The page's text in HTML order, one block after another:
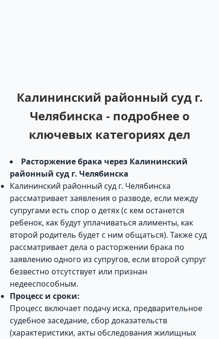
Калининский районный суд г.
Челябинска - подробнее о
ключевых категориях дел
Расторжение брака через Калининский
районный суд г. Челябинска
Калининский районный суд г. Челябинска
рассматривает заявления о разводе, если между
супругами есть спор о детях (с кем останется
ребенок, как будут уплачиваться алименты, как
второй родитель будет с ним общаться). Также суд
рассматривает дела о расторжении брака по
заявлению одного из супругов, если второй супруг
безвестно отсутствует или признан
недееспособным.
Процесс и сроки:
Процесс включает подачу иска, предварительное
судебное заседание, сбор доказательств
(характеристики, акты обследования жилищных